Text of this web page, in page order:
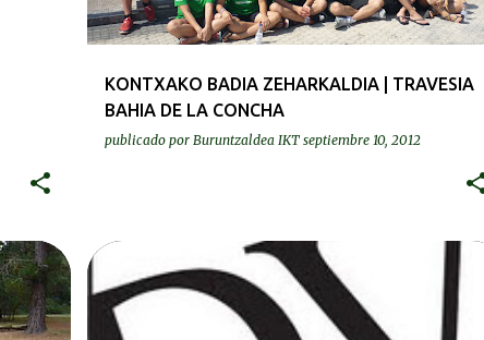
KONTXAKO BADIA ZEHARKALDIA | TRAVESIA
BAHIA DE LA CONCHA
publicado por Buruntzaldea IKT septiembre 10, 2012
PRENTSA | PRENSA